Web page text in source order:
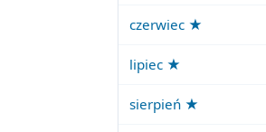
czerwiec ★
lipiec ★
sierpień ★